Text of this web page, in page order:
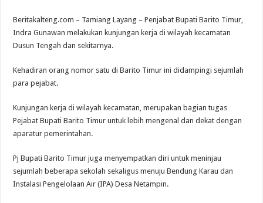
Beritakalteng.com – Tamiang Layang – Penjabat Bupati Barito Timur,
Indra Gunawan melakukan kunjungan kerja di wilayah kecamatan
Dusun Tengah dan sekitarnya.
Kehadiran orang nomor satu di Barito Timur ini didampingi sejumlah
para pejabat.
Kunjungan kerja di wilayah kecamatan, merupakan bagian tugas
Pejabat Bupati Barito Timur untuk lebih mengenal dan dekat dengan
aparatur pemerintahan.
Pj Bupati Barito Timur juga menyempatkan diri untuk meninjau
sejumlah beberapa sekolah sekaligus menuju Bendung Karau dan
Instalasi Pengelolaan Air (IPA) Desa Netampin.